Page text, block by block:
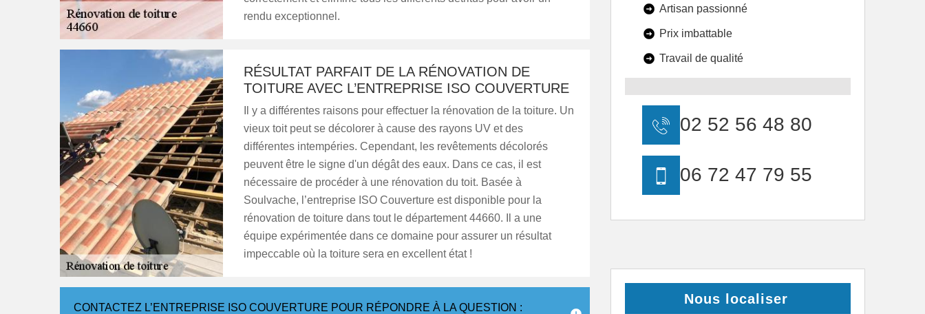
rendu exceptionnel.
RÉSULTAT PARFAIT DE LA RÉNOVATION DE
TOITURE AVEC L’ENTREPRISE ISO COUVERTURE
Il y a différentes raisons pour effectuer la rénovation de la toiture. Un
vieux toit peut se décolorer à cause des rayons UV et des
différentes intempéries. Cependant, les revêtements décolorés
peuvent être le signe d'un dégât des eaux. Dans ce cas, il est
nécessaire de procéder à une rénovation du toit. Basée à
Soulvache, l’entreprise ISO Couverture est disponible pour la
rénovation de toiture dans tout le département 44660. Il a une
équipe expérimentée dans ce domaine pour assurer un résultat
impeccable où la toiture sera en excellent état !
CONTACTEZ L’ENTREPRISE ISO COUVERTURE POUR RÉPONDRE À LA QUESTION :
Artisan passionné
Prix imbattable
Travail de qualité
02 52 56 48 80
06 72 47 79 55
Nous localiser